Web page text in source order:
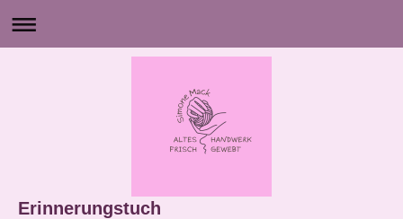
Erinnerungstuch